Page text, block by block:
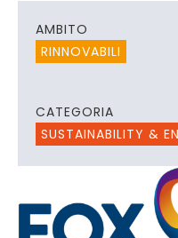
CATEGORIA
SUSTAINABILITY &
AMBITO
RINNOVABILI